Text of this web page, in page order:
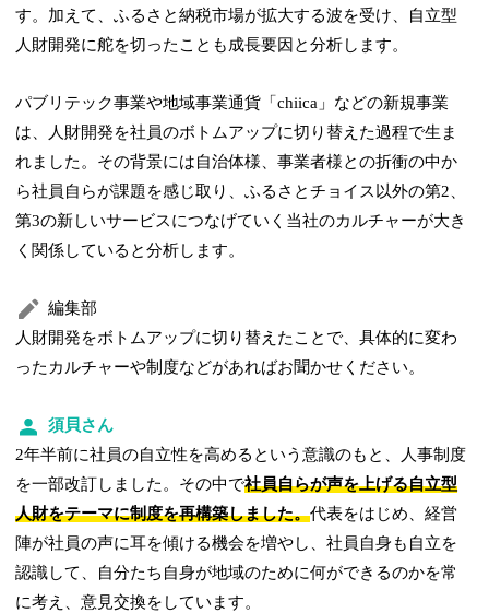
す。加えて、ふるさと納税市場が拡大する波を受け、自立型
人財開発に舵を切ったことも成長要因と分析します。
パブリテック事業や地域事業通貨「chiica」などの新規事業
は、人財開発を社員のボトムアップに切り替えた過程で生ま
れました。その背景には自治体様、事業者様との折衝の中か
ら社員自らが課題を感じ取り、ふるさとチョイス以外の第2、
第3の新しいサービスにつなげていく当社のカルチャーが大き
く関係していると分析します。
編集部
人財開発をボトムアップに切り替えたことで、具体的に変わ
ったカルチャーや制度などがあればお聞かせください。
須貝さん
2年半前に社員の自立性を高めるという意識のもと、人事制度
を一部改訂しました。その中で社員自らが声を上げる自立型
人財をテーマに制度を再構築しました。代表をはじめ、経営
陣が社員の声に耳を傾ける機会を増やし、社員自身も自立を
認識して、自分たち自身が地域のために何ができるのかを常
に考え、意見交換をしています。